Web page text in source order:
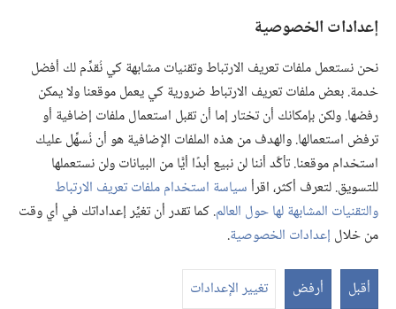
إعدادات الخصوصية
نحن نستعمل ملفات تعريف الارتباط وتقنيات مشابهة كي نُقدِّم لك أفضل
خدمة. بعض ملفات تعريف الارتباط ضرورية كي يعمل موقعنا ولا يمكن
رفضها. ولكن بإمكانك أن تختار إما أن تقبل استعمال ملفات إضافية أو
ترفض استعمالها. والهدف من هذه الملفات الإضافية هو أن نُسهِّل عليك
استخدام موقعنا. تأكَّد أننا لن نبيع أبدًا أيًّا من البيانات ولن نستعملها
للتسويق. لتعرف أكثر، اقرأسياسة استخدام ملفات تعريف الارتباط
والتقنيات المشابهة لها حول العالم. كما تقدر أن تغيِّر إعداداتك في أي وقت
من خلال إعدادات الخصوصية.
أقبل أرفض تغيير الإعدادات
(يفتح
نافذة
(يفتح
نافذة
جديدة) تطبيق ®
JW Library
مكتبة برج المراقبة
© 2026 .Watch Tower Bible and Tract Society of Pennsylvania
شروط الاستخدام |